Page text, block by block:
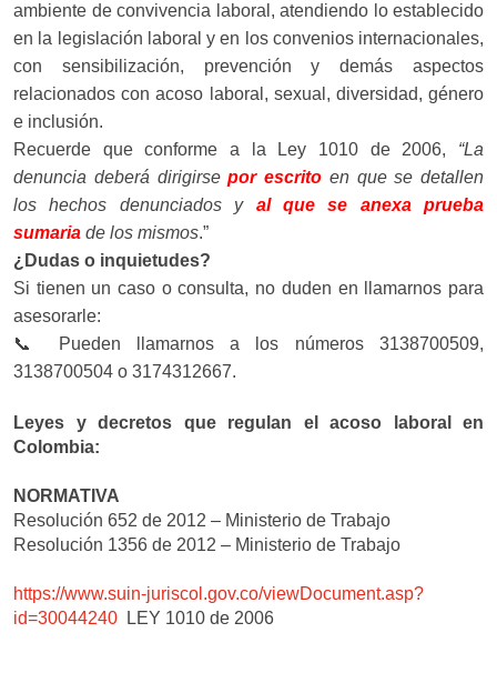
ambiente de convivencia laboral, atendiendo lo establecido
en la legislación laboral y en los convenios internacionales,
con sensibilización, prevención y demás aspectos
relacionados con acoso laboral, sexual, diversidad, género
e inclusión.
Recuerde que conforme a la Ley 1010 de 2006, “La
denuncia deberá dirigirsepor escrito en que se detallen
los hechos denunciados y al que se anexa prueba
sumaria de los mismos.”
¿Dudas o inquietudes?
Si tienen un caso o consulta, no duden en llamarnos para
asesorarle:
📞
Pueden llamarnos a los números 3138700509,
3138700504 o 3174312667.
Leyes y decretos que regulan el acoso laboral en
Colombia:
NORMATIVA
Resolución 652 de 2012 – Ministerio de Trabajo
Resolución 1356 de 2012 – Ministerio de Trabajo
https://www.suin-juriscol.gov.co/viewDocument.asp?
id=30044240 LEY 1010 de 2006